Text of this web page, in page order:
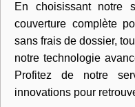
En choisissant notre
couverture complète
sans frais de dossier,
notre technologie
Profitez de notre
innovations pour